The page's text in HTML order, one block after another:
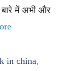
में अभी और
in china,